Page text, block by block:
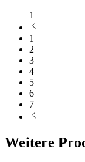
1
1
2
3
4
5
6
7
Weitere